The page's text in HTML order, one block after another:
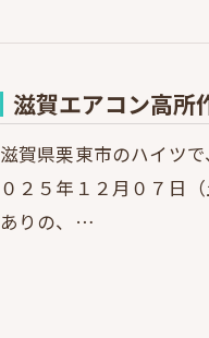
滋賀エアコン高所
滋賀県栗東市のハイツ
０２５年１２月０７日
ありの、…